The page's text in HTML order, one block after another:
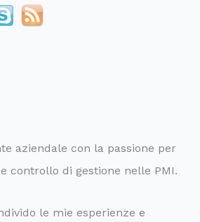
aziendale con la passione per
controllo di gestione nelle PMI.
le mie esperienze e